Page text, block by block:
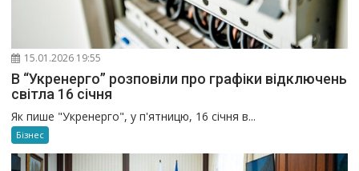
15.01.2026 19:55
В “Укренерго” розповіли про графіки відключень
світла 16 січня
Як пише "Укренерго", у п'ятницю, 16 січня в...
Бізнес